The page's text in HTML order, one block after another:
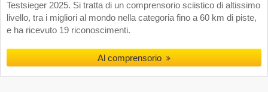
Testsieger 2025. Si tratta di un comprensorio sciistico di altissimo
livello, tra i migliori al mondo nella categoria fino a 60 km di piste,
e ha ricevuto 19 riconoscimenti.
Al comprensorio